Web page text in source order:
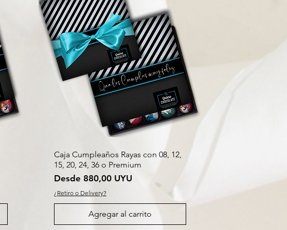
Caja Cumpleaños Rayas con 08, 12,
15, 20, 24, 36 o Premium
Desde 880,00 UYU
Precio de oferta
¿Retiro o Delivery?
Agregar al carrito